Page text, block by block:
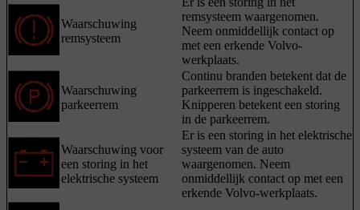
Waarschuwing
remsysteem
remsysteem waargenomen.
Neem onmiddellijk contact op
met een erkende Volvo-
werkplaats.
Waarschuwing
parkeerrem
Continu branden betekent dat de
parkeerrem is ingeschakeld.
Knipperen betekent een storing
in de parkeerrem.
Waarschuwing voor
een storing in het
elektrische systeem
Er is een storing in het elektrische
systeem van de auto
waargenomen. Neem
onmiddellijk contact op met een
erkende Volvo-werkplaats.